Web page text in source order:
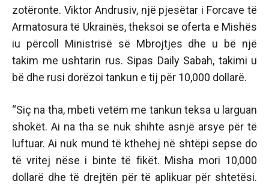
zotëronte. Viktor Andrusiv, një pjesëtar i Forcave të
Armatosura të Ukrainës, theksoi se oferta e Mishës
iu përcoll Ministrisë së Mbrojtjes dhe u bë një
takim me ushtarin rus. Sipas Daily Sabah, takimi u
bë dhe rusi dorëzoi tankun e tij për 10,000 dollarë.
“Siç na tha, mbeti vetëm me tankun teksa u larguan
shokët. Ai na tha se nuk shihte asnjë arsye për të
luftuar. Ai nuk mund të kthehej në shtëpi sepse do
të vritej nëse i binte të fikët. Misha mori 10,000
dollarë dhe të drejtën për të aplikuar për shtetësi.